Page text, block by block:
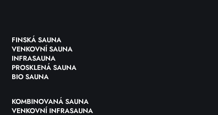
FINSKÁ SAUNA
VENKOVNÍ SAUNA
INFRASAUNA
PROSKLENÁ SAUNA
BIO SAUNA
KOMBINOVANÁ SAUNA
VENKOVNÍ INFRASAUNA